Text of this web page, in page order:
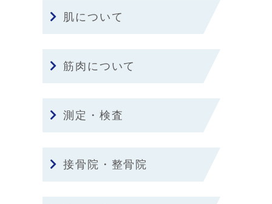
肌について
筋肉について
測定・検査
接骨院・整骨院